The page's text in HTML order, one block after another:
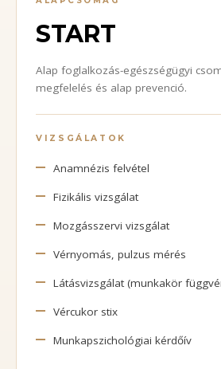
START
Alap foglalkozás-egészségügyi
megfelelés és alap prevenció.
VIZSGÁLATOK
Anamnézis felvétel
Fizikális vizsgálat
Mozgásszervi vizsgálat
Vérnyomás, pulzus mérés
Látásvizsgálat (munkakör
Vércukor stix
Munkapszichológiai kérdőív